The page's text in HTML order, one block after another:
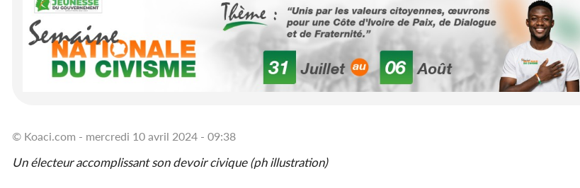
© Koaci.com - mercredi 10 avril 2024 - 09:38
Un électeur accomplissant son devoir civique (ph illustration)